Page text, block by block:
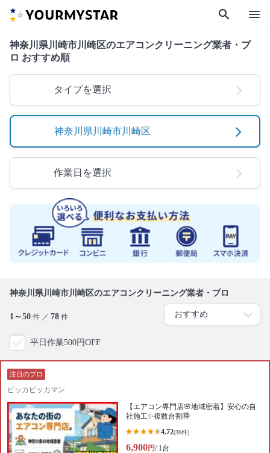
search menu
神奈川県川崎市川崎区のエアコンクリーニング業者・プ
ロ おすすめ順
タイプを選択
神奈川県川崎市川崎区
作業日を選択
神奈川県川崎市川崎区のエアコンクリーニング業者・プロ
1～50 件 ／ 78 件
平日作業500円OFF
注目のプロ
ピッカピッカマン
【エアコン専門店🌸地域密着】安心の自
社施工✨複数台割🉐
4.72(30件)
6,900円/ 1台